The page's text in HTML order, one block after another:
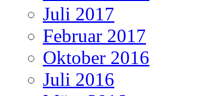
Juli 2017
Februar 2017
Oktober 2016
Juli 2016